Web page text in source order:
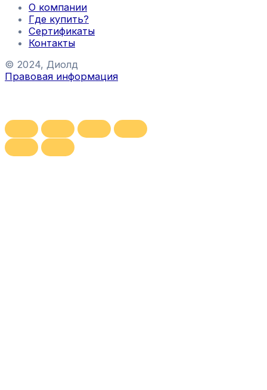
О компании
Где купить?
Сертификаты
Контакты
© 2024, Диолд
Правовая информация